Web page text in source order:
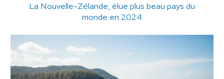
La Nouvelle-Zélande, élue plus beau pays du
monde en 2024